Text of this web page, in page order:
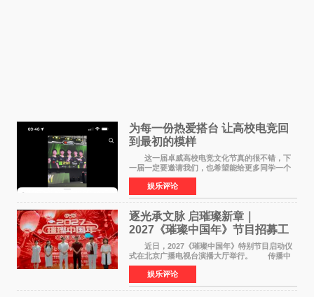
为每一份热爱搭台 让高校电竞回
到最初的模样
这一届卓威高校电竞文化节真的很不错，下
一届一定要邀请我们，也希望能给更多同学一个
来到现场的机会。 2026卓威高校电竞文化节
已经落下帷幕，在活动结束后，仍有不少高校电
竞社负责人和现
娱乐评论
逐光承文脉 启璀璨新章｜
2027《璀璨中国年》节目招募工
作圆满启动
近日，2027《璀璨中国年》特别节目启动仪
式在北京广播电视台演播大厅举行。 传播中
华优秀传统文化，弘扬纯正国风艺术，打造高规
格、高质感、正能量的文艺盛典，是璀璨中国年
矢志不渝的初心
娱乐评论